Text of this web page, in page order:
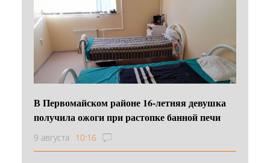
В Первомайском районе 16‑летняя девушка
получила ожоги при растопке банной печи
9 августа 10:16